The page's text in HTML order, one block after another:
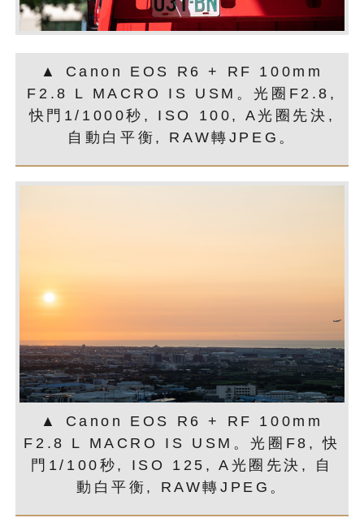
▲ Canon EOS R6 + RF 100mm
F2.8 L MACRO IS USM。光圈F2.8,
快門1/1000秒, ISO 100, A光圈先決,
自動白平衡, RAW轉JPEG。
▲ Canon EOS R6 + RF 100mm
F2.8 L MACRO IS USM。光圈F8, 快
門1/100秒, ISO 125, A光圈先決, 自
動白平衡, RAW轉JPEG。